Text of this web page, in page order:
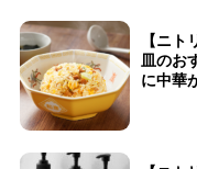
【ニ
皿のお
に中華